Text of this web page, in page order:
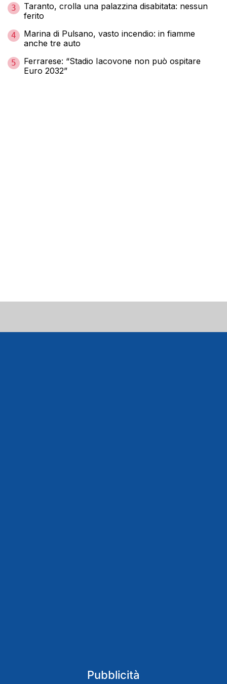
3
Taranto, crolla una palazzina disabitata: nessun
ferito
4
Marina di Pulsano, vasto incendio: in fiamme
anche tre auto
5
Ferrarese: “Stadio Iacovone non può ospitare
Euro 2032”
Pubblicità